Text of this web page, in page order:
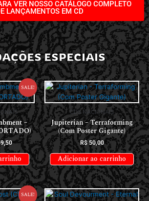
VER NOSSO CATÁLOGO COMPLETO
LANÇAMENTOS EM CD
ESPECIAIS
Sale!
–
CDS NACIONAIS
Jupiterian – Terraforming
(Com Poster Gigante)
R$50,00
Adicionar ao carrinho
Sale!